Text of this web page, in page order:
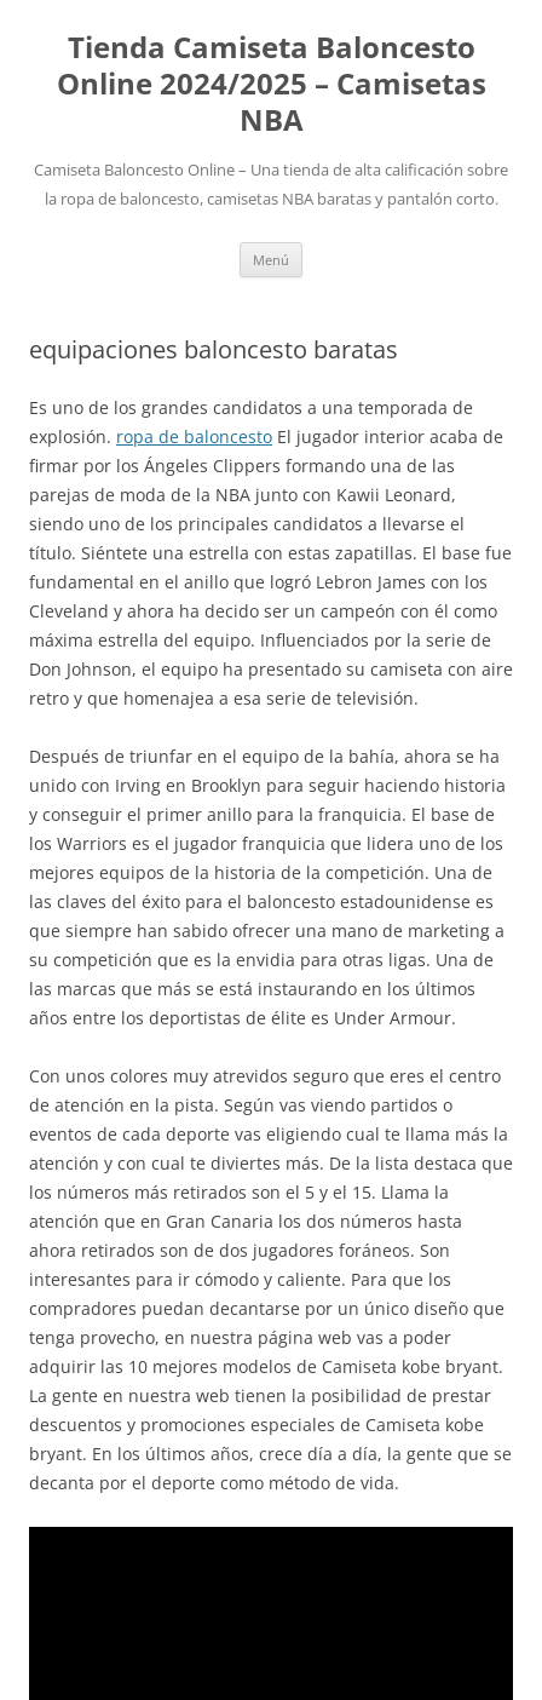
Tienda Camiseta Baloncesto
Online 2024/2025 – Camisetas
NBA
Camiseta Baloncesto Online – Una tienda de alta calificación sobre
la ropa de baloncesto, camisetas NBA baratas y pantalón corto.
Menú
equipaciones baloncesto baratas
Es uno de los grandes candidatos a una temporada de
explosión. ropa de baloncesto El jugador interior acaba de
firmar por los Ángeles Clippers formando una de las
parejas de moda de la NBA junto con Kawii Leonard,
siendo uno de los principales candidatos a llevarse el
título. Siéntete una estrella con estas zapatillas. El base fue
fundamental en el anillo que logró Lebron James con los
Cleveland y ahora ha decido ser un campeón con él como
máxima estrella del equipo. Influenciados por la serie de
Don Johnson, el equipo ha presentado su camiseta con aire
retro y que homenajea a esa serie de televisión.
Después de triunfar en el equipo de la bahía, ahora se ha
unido con Irving en Brooklyn para seguir haciendo historia
y conseguir el primer anillo para la franquicia. El base de
los Warriors es el jugador franquicia que lidera uno de los
mejores equipos de la historia de la competición. Una de
las claves del éxito para el baloncesto estadounidense es
que siempre han sabido ofrecer una mano de marketing a
su competición que es la envidia para otras ligas. Una de
las marcas que más se está instaurando en los últimos
años entre los deportistas de élite es Under Armour.
Con unos colores muy atrevidos seguro que eres el centro
de atención en la pista. Según vas viendo partidos o
eventos de cada deporte vas eligiendo cual te llama más la
atención y con cual te diviertes más. De la lista destaca que
los números más retirados son el 5 y el 15. Llama la
atención que en Gran Canaria los dos números hasta
ahora retirados son de dos jugadores foráneos. Son
interesantes para ir cómodo y caliente. Para que los
compradores puedan decantarse por un único diseño que
tenga provecho, en nuestra página web vas a poder
adquirir las 10 mejores modelos de Camiseta kobe bryant.
La gente en nuestra web tienen la posibilidad de prestar
descuentos y promociones especiales de Camiseta kobe
bryant. En los últimos años, crece día a día, la gente que se
decanta por el deporte como método de vida.